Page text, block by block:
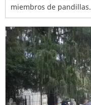
miembros de pandillas.